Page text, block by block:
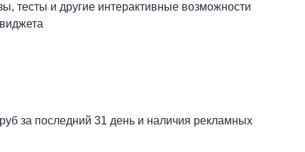
тесты и другие интерактивные возможности
за последний 31 день и наличия рекламных